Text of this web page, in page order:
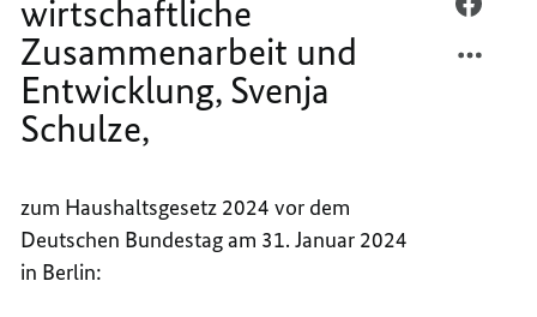
wirtschaftliche
Zusammenarbeit und
Entwicklung, Svenja
Schulze,
zum Haushaltsgesetz 2024 vor dem
Deutschen Bundestag am 31. Januar 2024
in Berlin: